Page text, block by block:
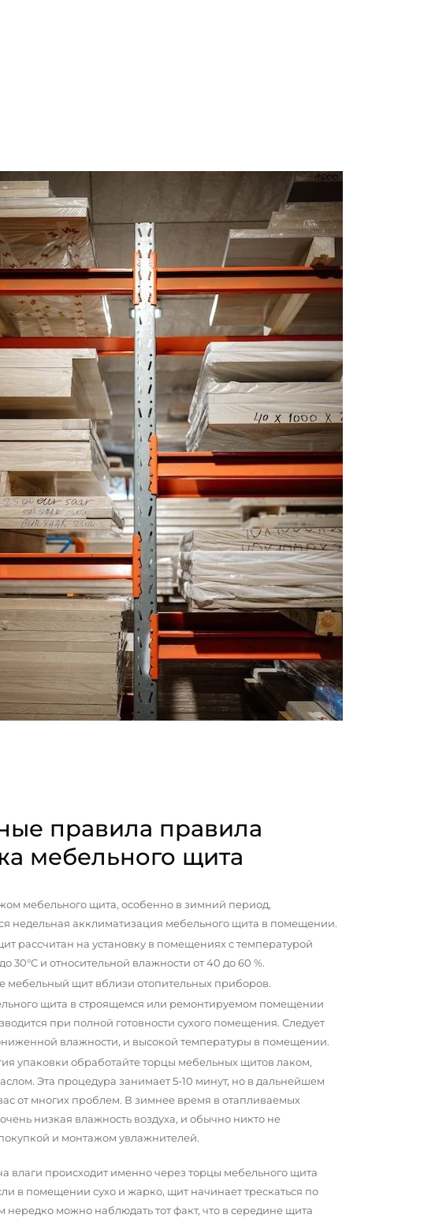
правила правила
мебельного щита
мебельного щита, особенно в зимний период,
недельная акклиматизация мебельного щита в помещении.
рассчитан на установку в помещениях с температурой
до 30°С и относительной влажности от 40 до 60 %.
мебельный щит вблизи отопительных приборов.
щита в строящемся или ремонтируемом помещении
при полной готовности сухого помещения. Следует
влажности, и высокой температуры в помещении.
упаковки обработайте торцы мебельных щитов лаком,
Эта процедура занимает 5-10 минут, но в дальнейшем
от многих проблем. В зимнее время в отапливаемых
низкая влажность воздуха, и обычно никто не
и монтажом увлажнителей.
влаги происходит именно через торцы мебельного щита
в помещении сухо и жарко, щит начинает трескаться по
нередко можно наблюдать тот факт, что в середине щита